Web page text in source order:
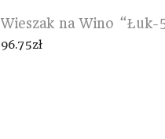
Wieszak na Wino “Łuk-
96.75zł